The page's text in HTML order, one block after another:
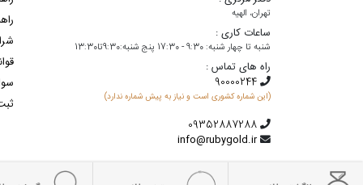
تهران، الهیه
ساعات کاری :
شنبه تا چهار شنبه: 9:30 - 17:30 پنج شنبه:9:30تا13:30
راه های تماس :
(این شماره کشوری است و نیاز به پیش شماره ندارد)
info@rubygold.ir